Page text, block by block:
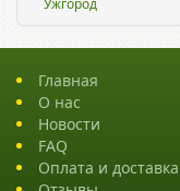
Главная
О нас
Новости
FAQ
Оплата и доставка